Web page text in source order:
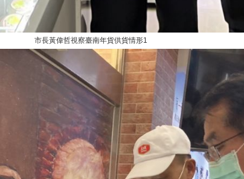
市長黃偉哲視察臺南年貨供貨情形1